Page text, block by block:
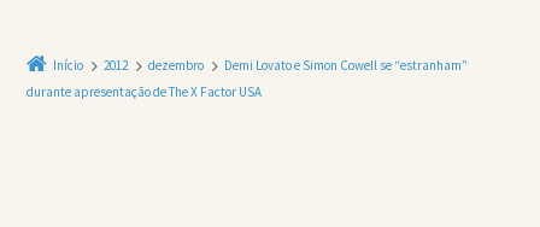
Início 2012 dezembro
Demi Lovato e Simon Cowell se “estranham”
durante apresentação de The X Factor USA